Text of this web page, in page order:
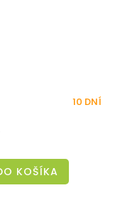
10 DNÍ
KOŠÍKA